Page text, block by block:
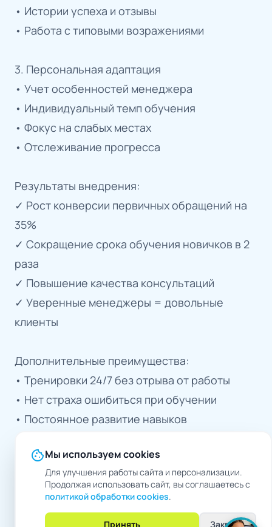
• Истории успеха и отзывы
• Работа с типовыми возражениями
3. Персональная адаптация
• Учет особенностей менеджера
• Индивидуальный темп обучения
• Фокус на слабых местах
• Отслеживание прогресса
Результаты внедрения:
✓ Рост конверсии первичных обращений на
35%
✓ Сокращение срока обучения новичков в 2
раза
✓ Повышение качества консультаций
✓ Уверенные менеджеры = довольные
клиенты
Дополнительные преимущества:
• Тренировки 24/7 без отрыва от работы
• Нет страха ошибиться при обучении
• Постоянное развитие навыков
Вывод:
ИИ-наставник помогает быстро и
эффективно обучать менеджеров работе со
cookieМы используем cookies
Для улучшения работы сайта и персонализации.
Продолжая использовать сайт, вы соглашаетесь с
политикой обработки cookies.
Принять Закрыть